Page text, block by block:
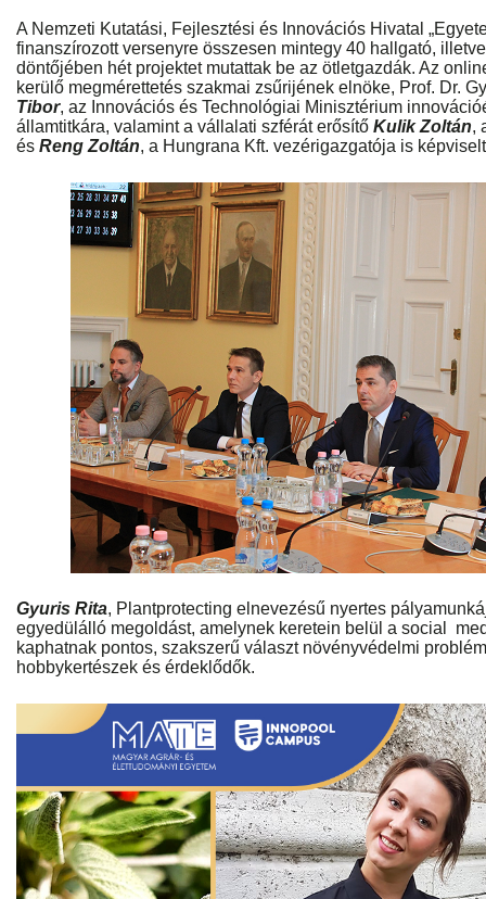
A Nemzeti Kutatási, Fejlesztési és Innovációs Hivatal
finanszírozott versenyre összesen mintegy 40 hallgató,
döntőjében hét projektet mutattak be az ötletgazdák. Az
kerülő megmérettetés szakmai zsűrijének elnöke, Prof. Dr.
Tibor, az Innovációs és Technológiai Minisztérium
államtitkára, valamint a vállalati szférát erősítő Kulik Zoltán,
és Reng Zoltán, a Hungrana Kft. vezérigazgatója is
Gyuris Rita, Plantprotecting elnevezésű nyertes
egyedülálló megoldást, amelynek keretein belül a social
kaphatnak pontos, szakszerű választ növényvédelmi
hobbykertészek és érdeklődők.